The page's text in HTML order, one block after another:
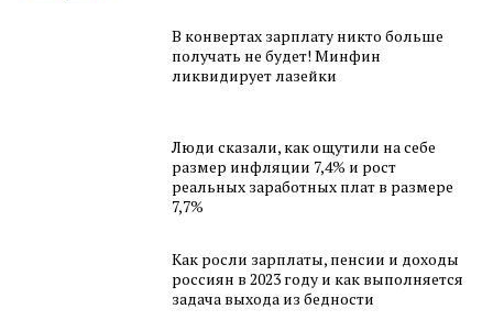
В конвертах зарплату никто больше
получать не будет! Минфин
ликвидирует лазейки
Люди сказали, как ощутили на себе
размер инфляции 7,4% и рост
реальных заработных плат в размере
7,7%
Как росли зарплаты, пенсии и доходы
россиян в 2023 году и как выполняется
задача выхода из бедности